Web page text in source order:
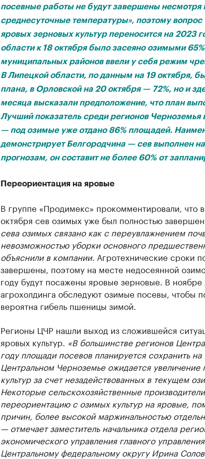
посевные работы не будут завершены несмотря
среднесуточные температуры», поэтому вопрос
яровых зерновых культур переносится на 2023
области к 18 октября было засеяно озимыми
муниципальных районов ввели у себя режим
В Липецкой области, по данным на 19 октября,
плана, в Орловской на 20 октября — 72%, но и
месяца высказали предположение, что план
Лучший показатель среди регионов Черноземья
— под озимые уже отдано 86% площадей.
демонстрирует Белгородчина — сев выполнен
прогнозам, он составит не более 60% от
Переориентация на яровые
В группе «Продимекс» прокомментировали, что
октября сев озимых уже был полностью завершен.
сева озимых связано как с переувлажнением
невозможностью уборки основного
объяснили в компании. Агротехнические сроки
завершены, поэтому на месте недосеянной
году будут посажены яровые зерновые. В
агрохолдинга обследуют озимые посевы, чтобы
вероятна гибель пшеницы зимой.
Регионы ЦЧР нашли выход из сложившейся
яровых культур. «В большинстве регионов
году площади посевов планируется сохранить
Центральном Черноземье ожидается увеличение
культур за счет незадействованных в текущем
Некоторые сельскохозяйственные
переориентацию с озимых культур на яровые,
причин, более высокой маржинальностью
— отмечает заместитель начальника отдела
экономического управления главного
Центральному федеральному округу Ирина